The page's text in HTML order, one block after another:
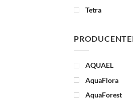
Tetra
AQUAEL
AquaFlora
AquaForest